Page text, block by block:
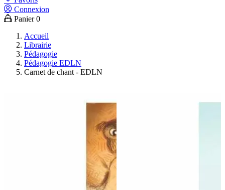
Connexion
Panier 0
Accueil
Librairie
Pédagogie
Pédagogie EDLN
Carnet de chant - EDLN